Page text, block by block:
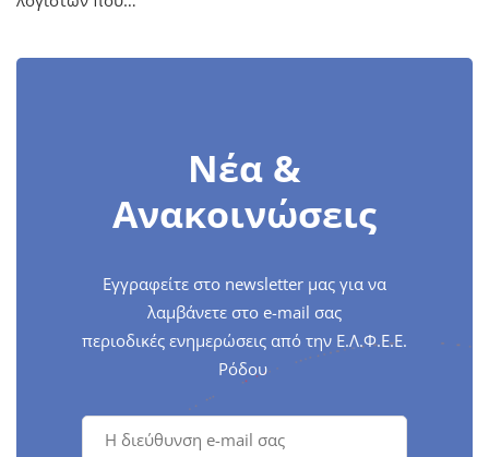
Νέα &
Ανακοινώσεις
Εγγραφείτε στο newsletter μας για να
λαμβάνετε στο e-mail σας
περιοδικές ενημερώσεις από την Ε.Λ.Φ.Ε.Ε.
Ρόδου